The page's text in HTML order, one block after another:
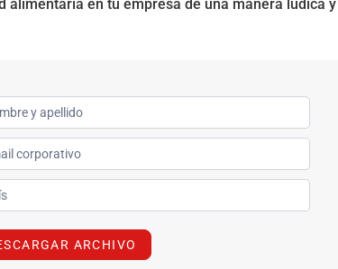
alimentaria en tu empresa de una manera lúdica y
ARCHIVO